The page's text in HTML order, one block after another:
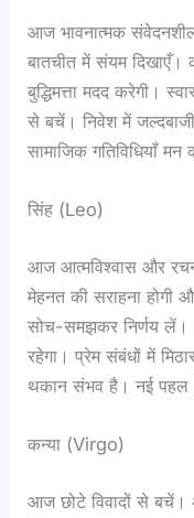
आज भावनात्मक
बातचीत में संयम दिखाएँ।
बुद्धिमत्ता मदद करेगी।
से बचें। निवेश में
सामाजिक गतिविधियाँ
सिंह (Leo)
आज आत्मविश्वास और
मेहनत की सराहना होगी
सोच-समझकर निर्णय लें।
रहेगा। प्रेम संबंधों में
थकान संभव है। नई पहल
कन्या (Virgo)
आज छोटे विवादों से